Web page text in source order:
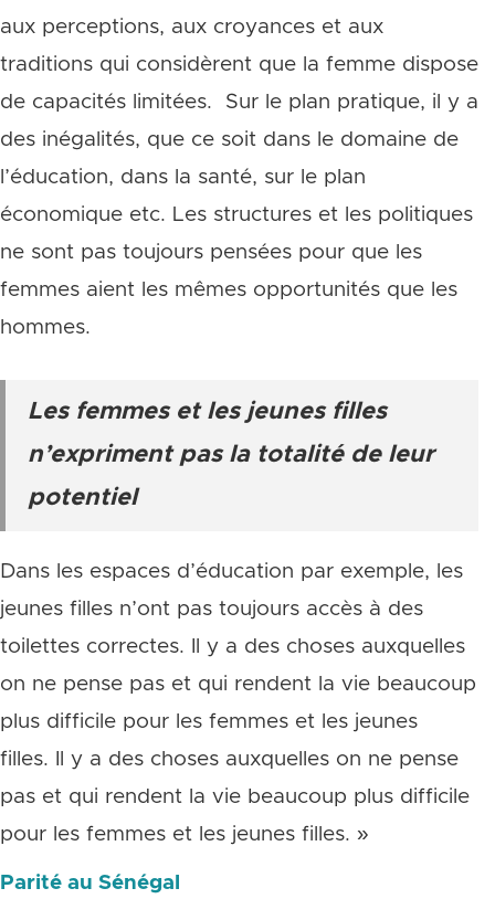
aux perceptions, aux croyances et aux
traditions qui considèrent que la femme dispose
de capacités limitées. Sur le plan pratique, il y a
des inégalités, que ce soit dans le domaine de
l’éducation, dans la santé, sur le plan
économique etc. Les structures et les politiques
ne sont pas toujours pensées pour que les
femmes aient les mêmes opportunités que les
hommes.
Les femmes et les jeunes filles
n’expriment pas la totalité de leur
potentiel
Dans les espaces d’éducation par exemple, les
jeunes filles n’ont pas toujours accès à des
toilettes correctes. Il y a des choses auxquelles
on ne pense pas et qui rendent la vie beaucoup
plus difficile pour les femmes et les jeunes
filles. Il y a des choses auxquelles on ne pense
pas et qui rendent la vie beaucoup plus difficile
pour les femmes et les jeunes filles. »
Parité au Sénégal